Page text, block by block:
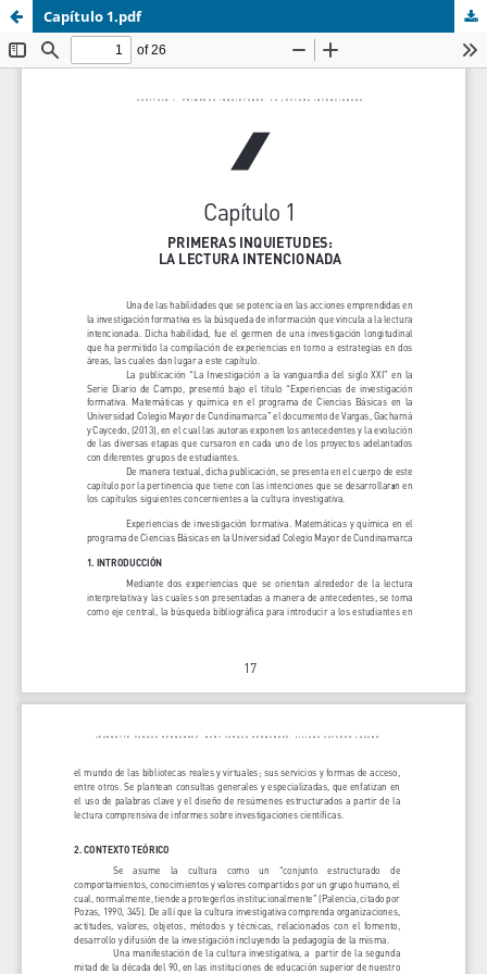
Capítulo 1.pdf